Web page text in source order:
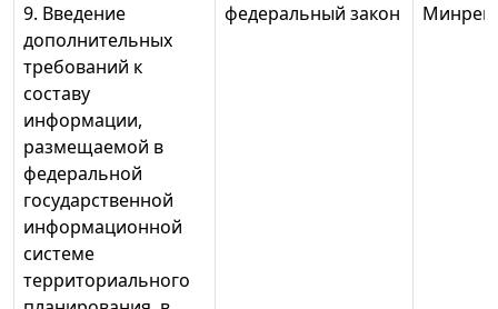
9. Введение
дополнительных
требований к
составу
информации,
размещаемой в
федеральной
государственной
информационной
системе
территориального
федеральный закон